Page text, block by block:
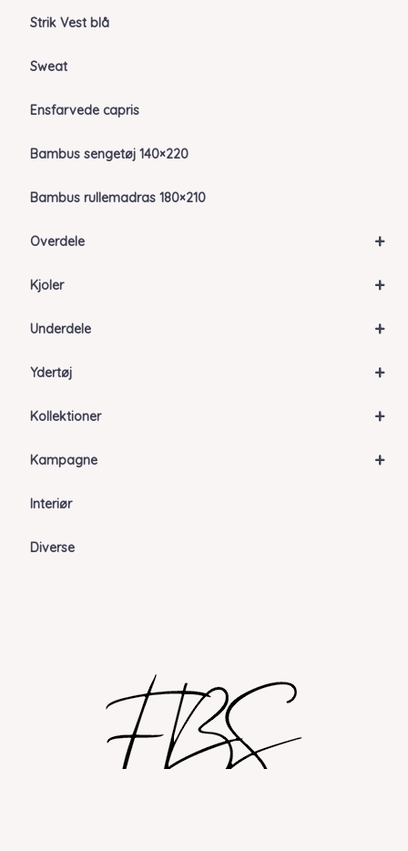
Strik Vest blå
Sweat
Ensfarvede capris
Bambus sengetøj 140×220
Bambus rullemadras 180×210
+
Overdele
+
Kjoler
+
Underdele
+
Ydertøj
+
Kollektioner
+
Kampagne
Interiør
Diverse